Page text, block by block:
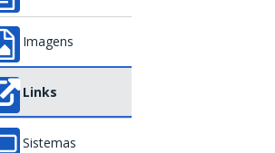
Imagens
Links
Sistemas